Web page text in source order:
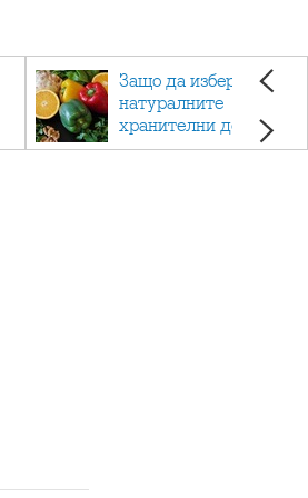
Защо да изберете
натуралните
хранителни добавки
пред синтетичните?